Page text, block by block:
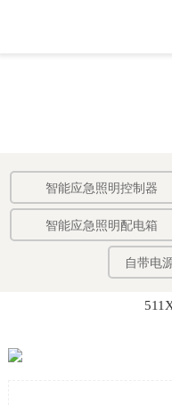
智能应急照明控制器
智能应急照明配电箱
自带电